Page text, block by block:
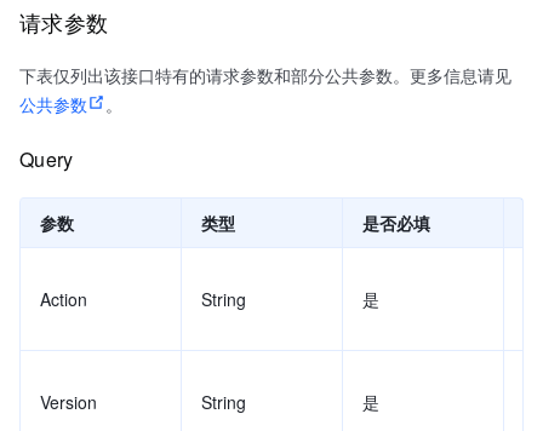
请求参数
下表仅列出该接口特有的请求参数和部分公共参数。更多信息请见
公共参数
。
Query
参数 类型 是否必填
Action String 是
Version String 是